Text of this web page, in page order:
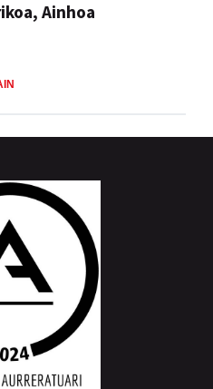
Ainhoa